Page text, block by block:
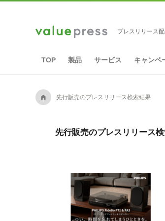
プレスリリース
TOP 製品 サービス キャンペ
A 先行販売のプレスリリース検索結果
先行販売のプレスリリース